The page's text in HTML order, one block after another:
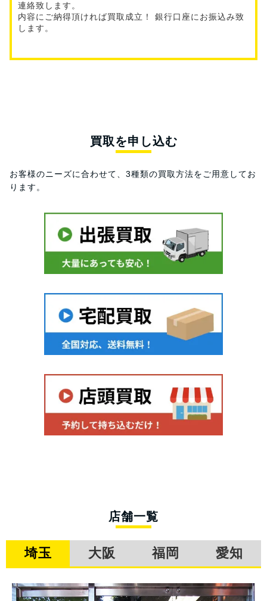
連絡致します。
内容にご納得頂ければ買取成立！ 銀行口座にお振込み致
します。
買取を申し込む
お客様のニーズに合わせて、3種類の買取方法をご用意してお
ります。
店舗一覧
埼玉 大阪 福岡 愛知